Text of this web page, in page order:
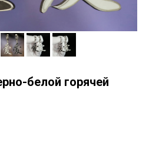
белой горячей